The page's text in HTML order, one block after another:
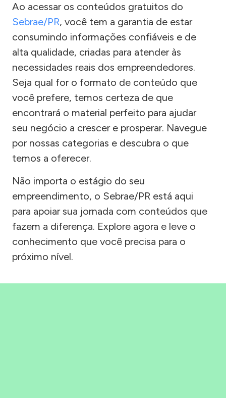
Ao acessar os conteúdos gratuitos do
Sebrae/PR, você tem a garantia de estar
consumindo informações confiáveis e de
alta qualidade, criadas para atender às
necessidades reais dos empreendedores.
Seja qual for o formato de conteúdo que
você prefere, temos certeza de que
encontrará o material perfeito para ajudar
seu negócio a crescer e prosperar. Navegue
por nossas categorias e descubra o que
temos a oferecer.
Não importa o estágio do seu
empreendimento, o Sebrae/PR está aqui
para apoiar sua jornada com conteúdos que
fazem a diferença. Explore agora e leve o
conhecimento que você precisa para o
próximo nível.